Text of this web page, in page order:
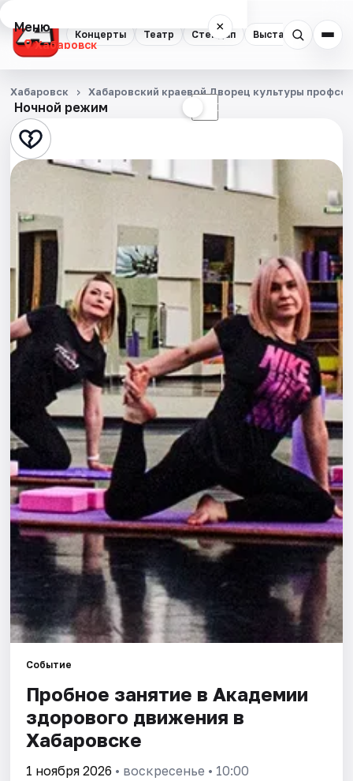
Концерты Театр Стендап Выставки
Меню ×
Хабаровск
Концерты
Театр
Стендап
Экскурсии
Спорт
События
Города
Площадки
Артисты
Рейтинги
Ночной режим ☾
Хабаровск Хабаровский краевой Дворец культуры
Событие
Пробное занятие в Академии
здорового движения в
Хабаровске
1 ноября 2026 • воскресенье • 10:00